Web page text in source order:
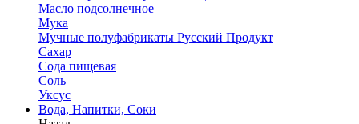
Масло подсолнечное
Мука
Мучные полуфабрикаты Русский Продукт
Сахар
Сода пищевая
Соль
Уксус
Вода, Напитки, Соки